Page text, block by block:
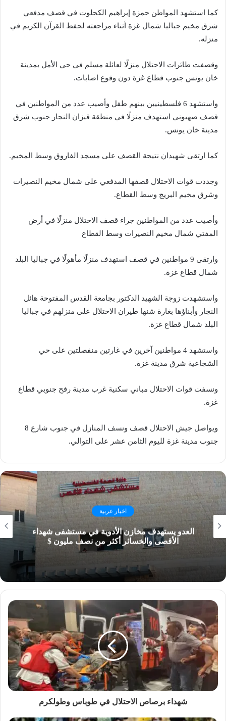
كما استشهد المواطن حمزة إبراهيم الكحلوت في قصف مدفعي
شرق مخيم جباليا شمال غزة أثناء مراجعته لحفظ القرآن الكريم في
منزله.
وقصفت طائرات الاحتلال منزلًا لعائلة مسلم في حي الأمل بمدينة
خان يونس جنوب قطاع غزة دون وقوع اصابات.
واستشهد 6 فلسطينيين بينهم طفل وأصيب عدد من المواطنين في
قصف صهيوني استهدف منزلًا في منطقة قيزان النجار جنوب شرق
مدينة خان يونس.
كما ارتقى شهيدان نتيجة القصف على مسجد الفاروق وسط المخيم.
وجددت قوات الاحتلال قصفها المدفعي على شمال مخيم النصيرات
وشرق مخيم البريج وسط القطاع.
وأصيب عدد من المواطنين جراء قصف الاحتلال منزلًا في أرض
المفتي شمال مخيم النصيرات وسط القطاع
وارتقى 9 مواطنين في قصف استهدف منزلًا مأهولًا في جباليا البلد
شمال قطاع غزة.
واستشهدت زوجة الشهيد الدكتور بجامعة القدس المفتوحة هائل
النجار وأبناؤها بغارة شنها طيران الاحتلال على منزلهم في جباليا
البلد شمال قطاع غزة.
واستشهد 4 مواطنين آخرين في غارتين منفصلتين على حي
الشجاعية شرق مدينة غزة.
ونسفت قوات الاحتلال مباني سكنية غرب مدينة رفح جنوبي قطاع
غزة.
ويواصل جيش الاحتلال قصف ونسف المنازل في جنوب شارع 8
جنوب مدينة غزة لليوم الثامن عشر على التوالي.
اخبار عربية
العدو يستهدف مخازن الأدوية في مستشفى شهداء
الأقصى والخسائر أكثر من نصف مليون $
شهداء برصاص الاحتلال في طوباس وطولكرم